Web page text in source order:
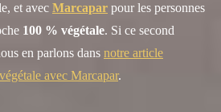
et avec Marcapar pour les personnes
100 % végétale. Si ce second
en parlons dans notre article
avec Marcapar.